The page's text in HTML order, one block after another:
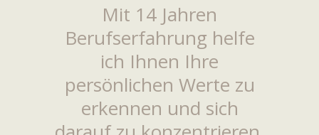
Mit 14 Jahren
Berufserfahrung helfe
ich Ihnen Ihre
persönlichen Werte zu
erkennen und sich